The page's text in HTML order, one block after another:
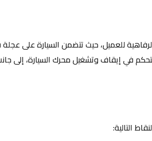
للعميل، حيث تتضمن السيارة على
تتحكم في إيقاف وتشغيل محرك السيارة، إلى